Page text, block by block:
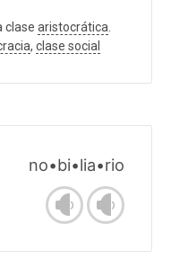
clase aristocrática
, clase social
no•bi•lia•rio